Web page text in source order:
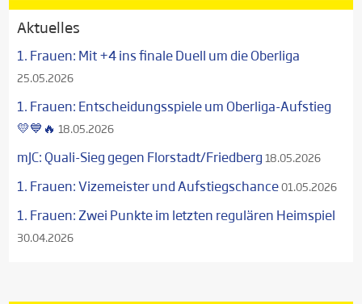
Aktuelles
1. Frauen: Mit +4 ins finale Duell um die Oberliga
25.05.2026
1. Frauen: Entscheidungsspiele um Oberliga-Aufstieg
💛💙🔥 18.05.2026
mJC: Quali-Sieg gegen Florstadt/Friedberg 18.05.2026
1. Frauen: Vizemeister und Aufstiegschance01.05.2026
1. Frauen: Zwei Punkte im letzten regulären Heimspiel
30.04.2026